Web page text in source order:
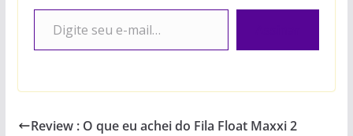
Digite seu e-mail…
Review : O que eu achei do Fila Float Maxxi 2